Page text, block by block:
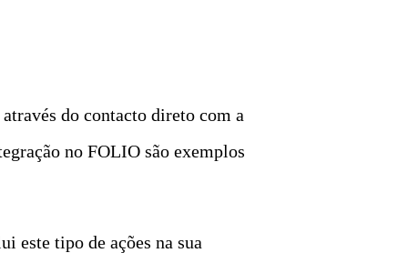
do contacto direto com a
no FOLIO são exemplos
este tipo de ações na sua